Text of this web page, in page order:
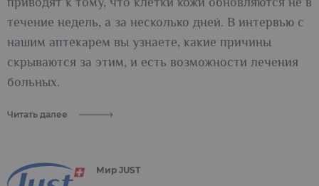
течение недель, а за несколько дней. В интервью с
нашим аптекарем вы узнаете, какие причины
скрываются за этим, и есть возможности лечения
больных.
Читать далее
Мир JUST